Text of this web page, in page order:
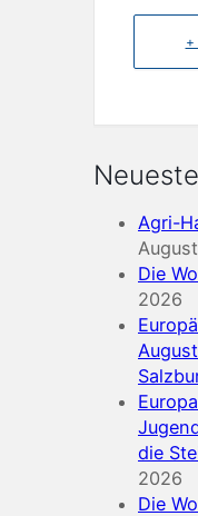
+
Agri-
Die
2026
die
2026
Die